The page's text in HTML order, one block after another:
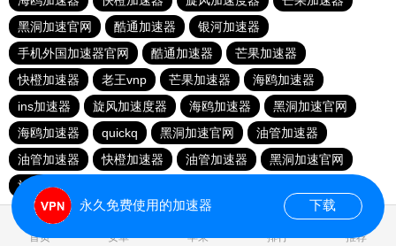
黑洞加速官网
酷通加速器
银河加速器
手机外国加速器官网
酷通加速器
芒果加速器
快橙加速器
老王vnp 芒果加速器
海鸥加速器
ins加速器
旋风加速度器 海鸥加速器
黑洞加速官网
海鸥加速器
quickq 黑洞加速官网
油管加速器
油管加速器
快橙加速器 油管加速器
黑洞加速官网
旋风加速度器
首页 安卓 苹果 排行 推荐
永久免费使用的加速器 下载